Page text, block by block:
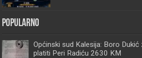
Popularno
Općinski sud Kalesija: Boro
platiti Peri Radiću 2630 KM